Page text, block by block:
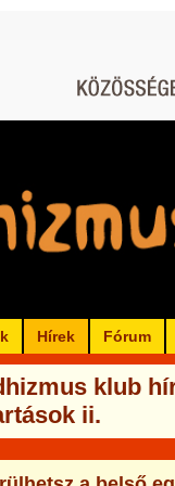
Hírek Fórum
klub
ii.